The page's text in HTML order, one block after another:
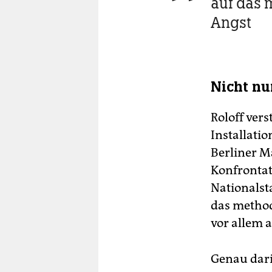
Angst
Nicht
Roloff
Berliner
das
vor allem
Genau